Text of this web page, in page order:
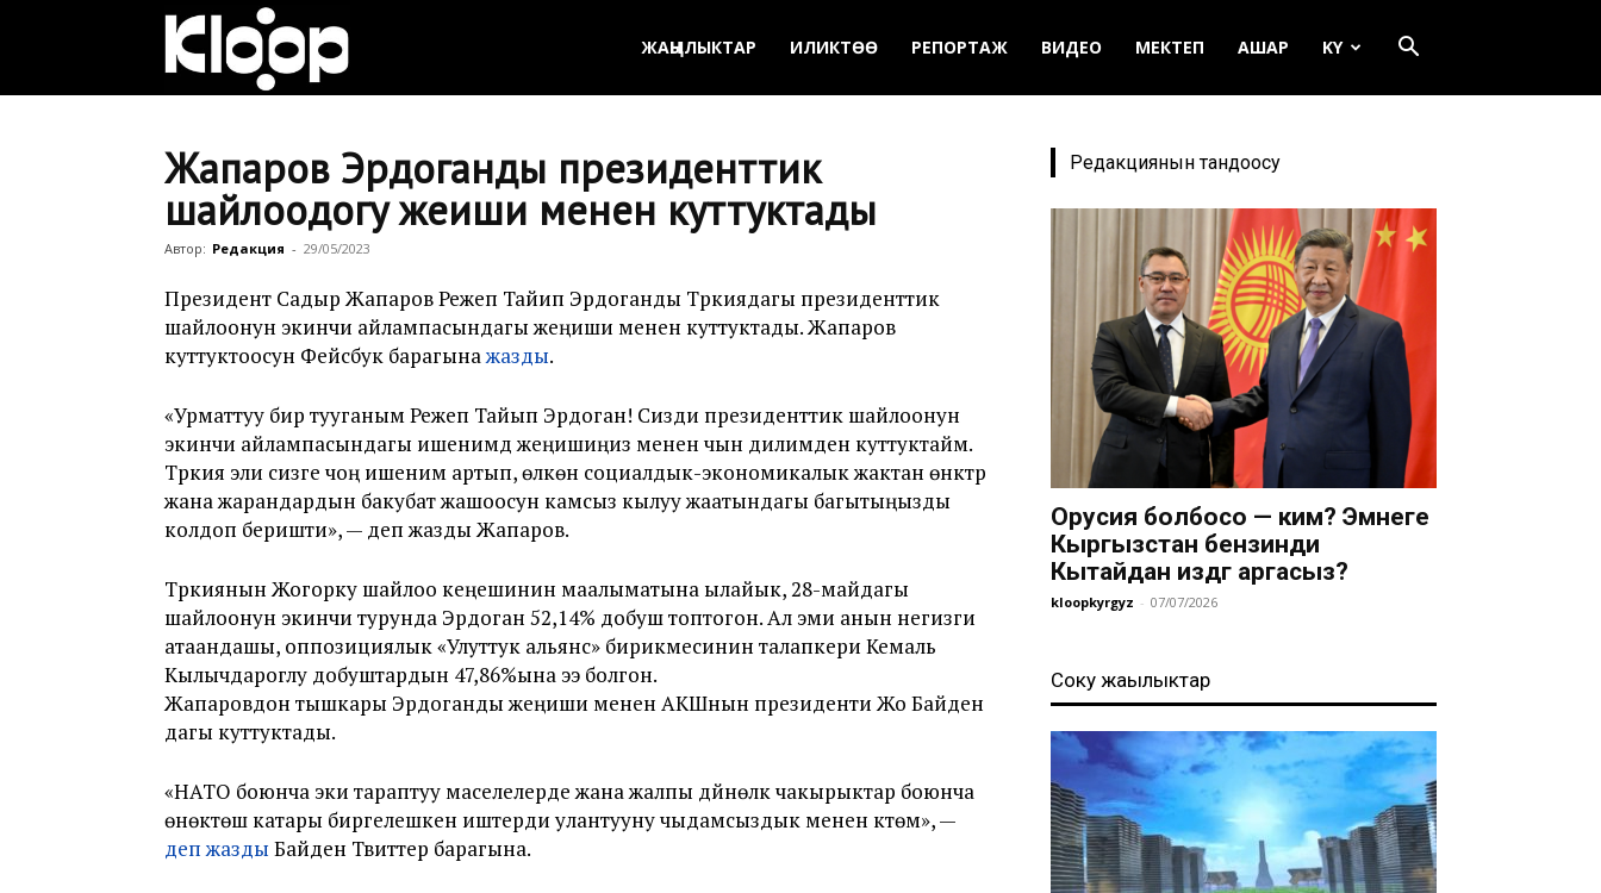
Кыргызстан
жаңылыктары
ЖАҢЫЛЫКТАР ИЛИКТӨӨ РЕПОРТАЖ ВИДЕО МЕКТЕП АШАР KY
Жапаров Эрдоганды президенттик
шайлоодогу жеңиши менен куттуктады
Автор: Редакция - 29/05/2023
Президент Садыр Жапаров Режеп Тайип Эрдоганды Түркиядагы президенттик
шайлоонун экинчи айлампасындагы жеңиши менен куттуктады. Жапаров
куттуктоосун Фейсбук барагынажазды.
«Урматтуу бир тууганым Режеп Тайып Эрдоган! Сизди президенттик шайлоонун
экинчи айлампасындагы ишенимдүү жеңишиңиз менен чын дилимден куттуктайм.
Түркия эли сизге чоң ишеним артып, өлкөнү социалдык-экономикалык жактан өнүктүрүү
жана жарандардын бакубат жашоосун камсыз кылуу жаатындагы багытыңызды
колдоп беришти», — деп жазды Жапаров.
Түркиянын Жогорку шайлоо кеңешинин маалыматына ылайык, 28-майдагы
шайлоонун экинчи турунда Эрдоган 52,14% добуш топтогон. Ал эми анын негизги
атаандашы, оппозициялык «Улуттук альянс» бирикмесинин талапкери Кемаль
Кылычдароглу добуштардын 47,86%ына ээ болгон.
Жапаровдон тышкары Эрдоганды жеңиши менен АКШнын президенти Жо Байден
дагы куттуктады.
«НАТО боюнча эки тараптуу маселелерде жана жалпы дүйнөлүк чакырыктар боюнча
өнөктөш катары биргелешкен иштерди улантууну чыдамсыздык менен күтөм», —
деп жазды Байден Твиттер барагына.
Редакциянын тандоосу
Орусия болбосо — ким? Эмнеге
Кыргызстан бензинди
Кытайдан издөөгө аргасыз?
kloopkyrgyz - 07/07/2026
Соңку жаңылыктар